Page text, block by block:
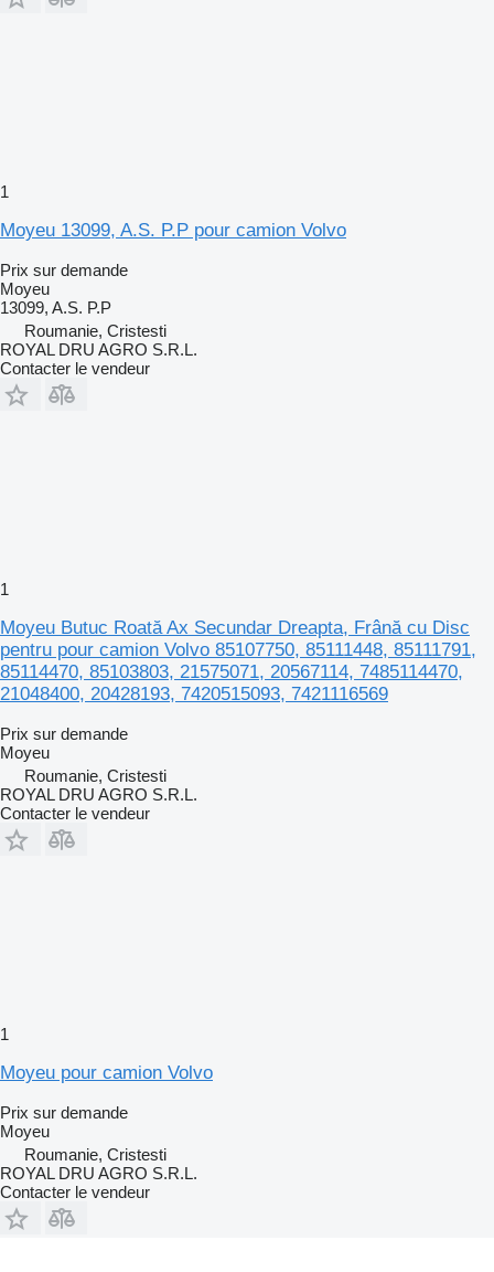
1
Moyeu 13099, A.S. P.P pour camion Volvo
Prix sur demande
Moyeu
13099, A.S. P.P
Roumanie, Cristesti
ROYAL DRU AGRO S.R.L.
Contacter le vendeur
1
Moyeu Butuc Roată Ax Secundar Dreapta, Frână cu Disc
pentru pour camion Volvo 85107750, 85111448, 85111791,
85114470, 85103803, 21575071, 20567114, 7485114470,
21048400, 20428193, 7420515093, 7421116569
Prix sur demande
Moyeu
Roumanie, Cristesti
ROYAL DRU AGRO S.R.L.
Contacter le vendeur
1
Moyeu pour camion Volvo
Prix sur demande
Moyeu
Roumanie, Cristesti
ROYAL DRU AGRO S.R.L.
Contacter le vendeur